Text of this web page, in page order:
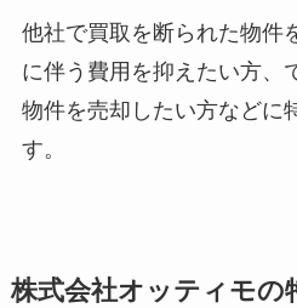
他社で買取を断られた物件
に伴う費用を抑えたい方、
物件を売却したい方などに
す。
株式会社オッティモの